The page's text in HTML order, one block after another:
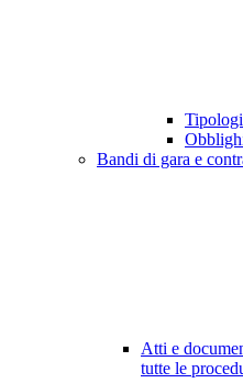
Bandi di gara e
Atti e
tutte le